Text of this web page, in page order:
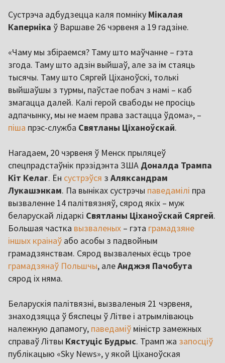
Сустрэча адбудзецца каля помніку Мікалая
Каперніка ў Варшаве 26 чэрвеня а 19 гадзіне.
«Чаму мы збіраемся? Таму што маўчанне – гэта
згода. Таму што адзін выйшаў, але за ім стаяць
тысячы. Таму што Сяргей Ціханоўскі, толькі
выйшаўшы з турмы, паўстае побач з намі – каб
змагацца далей. Калі герой свабоды не просіць
адпачынку, мы не маем права застацца ўдома», –
піша прэс-служба Святланы Ціханоўскай.
Нагадаем, 20 чэрвеня ў Менск прыляцеў
спецпрадстаўнік прэзідэнта ЗША Доналда Трампа
Кіт Келаг. Ён сустрэўся з Аляксандрам
Лукашэнкам. Па выніках сустрэчы паведамілі пра
вызваленне 14 палітвязняў, сярод якіх – муж
беларускай лідаркі Святланы Ціханоўскай Сяргей.
Большая частка вызваленых – гэта грамадзяне
іншых краінаў або асобы з падвойным
грамадзянствам. Сярод вызваленых ёсць трое
грамадзянаў Польшчы, алеАнджэя Пачобута
сярод іх няма.
Беларускія палітвязні, вызваленыя 21 чэрвеня,
знаходзяцца ў бяспецы ў Літве і атрымліваюць
належную дапамогу, паведаміў міністр замежных
справаў Літвы Кястуціс Будрыс. Трамп жа запосціў
публікацыю «Sky News», у якой Ціханоўская